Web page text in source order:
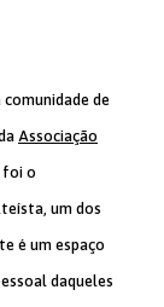
de
Associação
foi o
um dos
é um espaço
daqueles